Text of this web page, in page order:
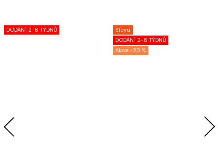
DODÁNÍ 2-6 TÝDNŮ
Sleva
DODÁNÍ 2-6 TÝDNŮ
-20 %